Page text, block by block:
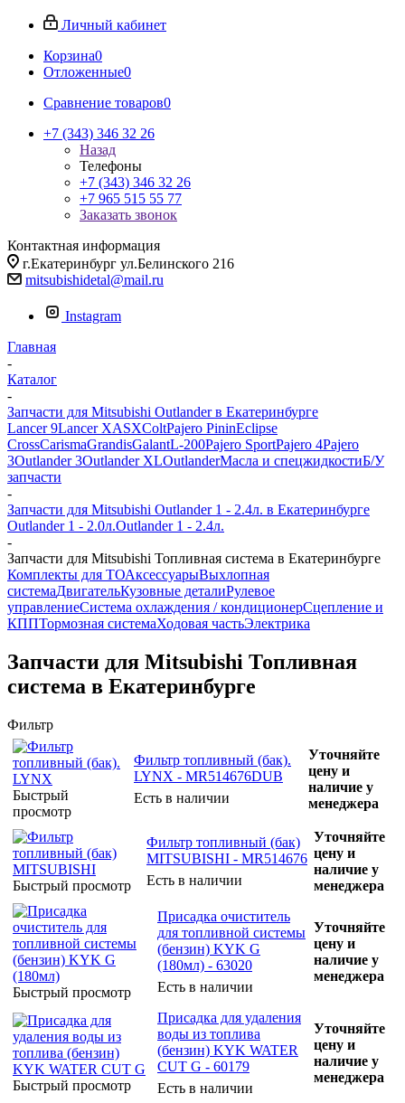
Личный кабинет
Корзина0
Отложенные0
Сравнение товаров0
+7 (343) 346 32 26
Назад
Телефоны
+7 (343) 346 32 26
+7 965 515 55 77
Заказать звонок
Контактная информация
г.Екатеринбург ул.Белинского 216
mitsubishidetal@mail.ru
Instagram
Главная
-
Каталог
-
Запчасти для Mitsubishi Outlander в Екатеринбурге
Lancer 9Lancer XASXColtPajero PininEclipse
CrossCarismaGrandisGalantL-200Pajero SportPajero 4Pajero
3Outlander 3Outlander XLOutlanderМасла и спецжидкостиБ/У
запчасти
-
Запчасти для Mitsubishi Outlander 1 - 2.4л. в Екатеринбурге
Outlander 1 - 2.0л.Outlander 1 - 2.4л.
-
Запчасти для Mitsubishi Топливная система в Екатеринбурге
Комплекты для ТОАксессуарыВыхлопная
системаДвигательКузовные деталиРулевое
управлениеСистема охлаждения / кондиционерСцепление и
КППТормозная системаХодовая частьЭлектрика
Запчасти для Mitsubishi Топливная
система в Екатеринбурге
Фильтр
Быстрый
просмотр
Фильтр топливный (бак).
LYNX - MR514676DUB
Есть в наличии
Уточняйте
цену и
наличие у
менеджера
Быстрый просмотр
Фильтр топливный (бак)
MITSUBISHI - MR514676
Есть в наличии
Уточняйте
цену и
наличие у
менеджера
Быстрый просмотр
Присадка очиститель
для топливной системы
(бензин) KYK G
(180мл) - 63020
Есть в наличии
Уточняйте
цену и
наличие у
менеджера
Быстрый просмотр
Присадка для удаления
воды из топлива
(бензин) KYK WATER
CUT G - 60179
Есть в наличии
Уточняйте
цену и
наличие у
менеджера